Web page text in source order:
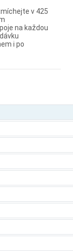
v 425
na každou
i po